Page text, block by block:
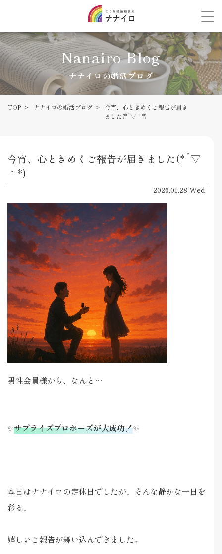
Nanairo Blog
ナナイロの婚活ブログ
TOP ナナイロの婚活ブログ
今宵、心ときめくご報告が届き
ました(*´▽｀*)
今宵、心ときめくご報告が届きました(*´▽
｀*)
2026.01.28 Wed.
男性会員様から、なんと…
✨サプライズプロポーズが大成功！✨
本日はナナイロの定休日でしたが、そんな静かな一日を
彩る、
嬉しいご報告が舞い込んできました。